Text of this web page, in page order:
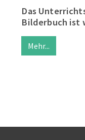
Das
Bilderbuch ist
Mehr...